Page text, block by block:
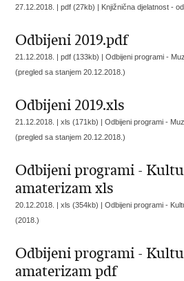
27.12.2018. | pdf (27kb) | Knjižnična djelatnost -
Odbijeni 2019.pdf
21.12.2018. | pdf (133kb) |Odbijeni programi -
(pregled sa stanjem 20.12.2018.)
Odbijeni 2019.xls
21.12.2018. | xls (171kb) |Odbijeni programi -
(pregled sa stanjem 20.12.2018.)
Odbijeni programi -
amaterizam xls
20.12.2018. | xls (354kb) |Odbijeni programi -
(2018.)
Odbijeni programi -
amaterizam pdf